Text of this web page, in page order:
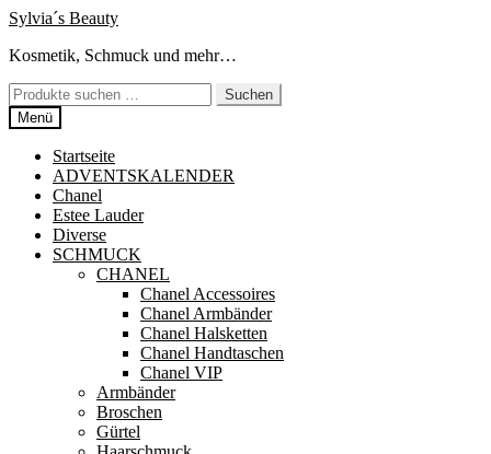
Zur
springen
Zum
springen
Sylvia´s Beauty
Kosmetik, Schmuck und mehr…
Suchen
nach:
Suchen
Menü
Startseite
ADVENTSKALENDER
Chanel
Estee Lauder
Diverse
SCHMUCK
CHANEL
Chanel Accessoires
Chanel Armbänder
Chanel Halsketten
Chanel Handtaschen
Chanel VIP
Armbänder
Broschen
Gürtel